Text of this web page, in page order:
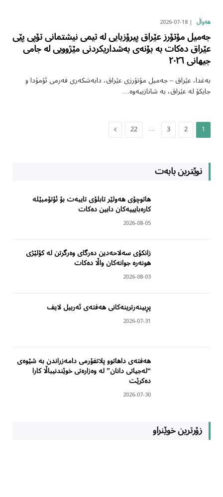
هەواڵ 2026-07-18
جەمیل مۆتۆرز عێراق پیرۆزبایی لە تیمی نیشتمانی تۆپی پێی
عێراق دەکات بە بۆنەی به‌شداریكردنی مێژوویی له جامی
جیهانی ٢٠٢٦
بەغدا، عێراق – جەمیل مۆتۆرزی عێراق، دابەشکەری فەرمی ئۆمۆدا و
جایکۆ لە عێراق، بە شانازییەوە…
1
2
3
…
22
Next
نوێترین بابەت
هاتوچۆی هەولێر تابلۆی تایبەت بۆ ئۆتۆمبێلە
کارەبایییەکان دابین دەکات
2026-08-05
زانکۆی سەلاحەدین دەرگای وەرگرتن لە کۆلێژی
هونەرە جوانەکان واڵا دەکات
2026-08-03
پڕبینەرترینەکانی هەفتەی ئەربیل لایف
2026-07-31
هەفتەی داهاتوو پلاتفۆرمی دامەزراندن بە شێوەی
“لەجیاتی دانان” لە وەزارەتی خوێندنیباڵا کارا
دەکرێت
2026-07-30
زۆرترین خوێنراو